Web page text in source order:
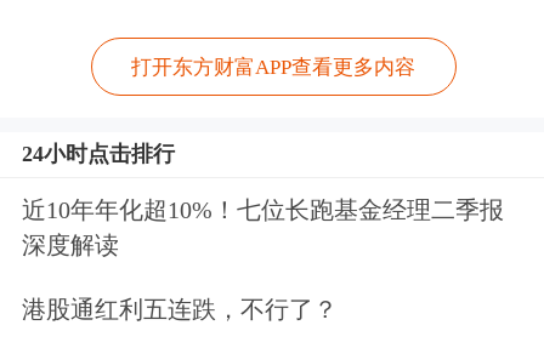
告，伊朗关于破坏位于巴林的美军第五
司令部在社交媒体发文说，美军击落4
机，随后空袭伊朗戈鲁克地区和格什姆
打开东方财富APP查看更多内容
24小时点击排行
近10年年化超10%！七位长跑基金经理二季报
深度解读
港股通红利五连跌，不行了？